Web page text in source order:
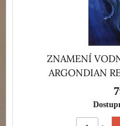
ZNAMENÍ
ARGONDIAN